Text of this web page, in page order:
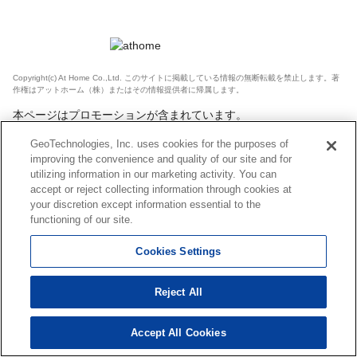
Copyright(c) At Home Co.,Ltd. このサイトに掲載している情報の無断転載を禁止します。著
作権はアットホーム（株）またはその情報提供者に帰属します。
本ページはプロモーションが含まれています。
GeoTechnologies, Inc. uses cookies for the purposes of
improving the convenience and quality of our site and for
utilizing information in our marketing activity. You can
accept or reject collecting information through cookies at
your discretion except information essential to the
functioning of our site.
Cookies Settings
Reject All
Accept All Cookies